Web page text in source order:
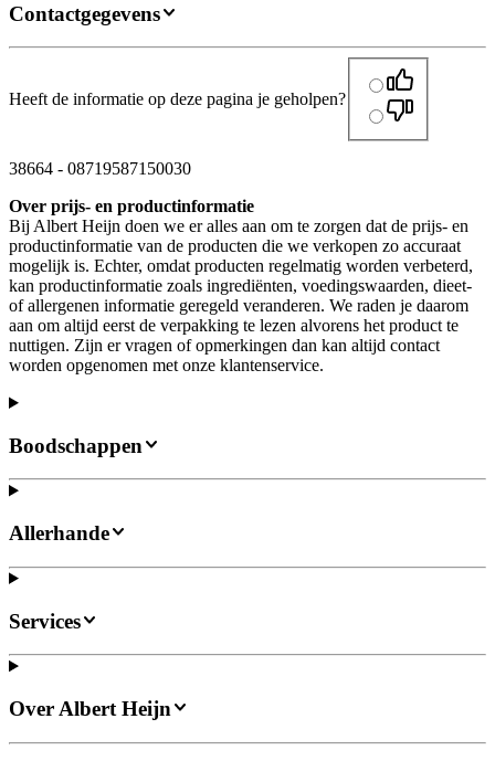
Contactgegevens
Heeft de informatie op deze pagina je geholpen?
38664 - 08719587150030
Over prijs- en productinformatie
Bij Albert Heijn doen we er alles aan om te zorgen dat de prijs- en
productinformatie van de producten die we verkopen zo accuraat
mogelijk is. Echter, omdat producten regelmatig worden verbeterd,
kan productinformatie zoals ingrediënten, voedingswaarden, dieet-
of allergenen informatie geregeld veranderen. We raden je daarom
aan om altijd eerst de verpakking te lezen alvorens het product te
nuttigen. Zijn er vragen of opmerkingen dan kan altijd contact
worden opgenomen met onze klantenservice.
Boodschappen
Allerhande
Services
Over Albert Heijn